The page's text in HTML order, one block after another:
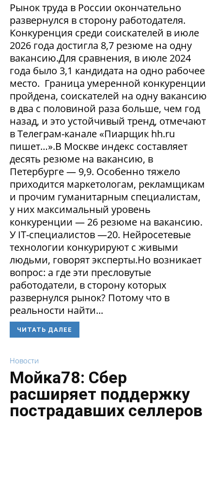
Рынок труда в России окончательно
развернулся в сторону работодателя.
Конкуренция среди соискателей в июле
2026 года достигла 8,7 резюме на одну
вакансию.Для сравнения, в июле 2024
года было 3,1 кандидата на одно рабочее
место. Граница умеренной конкуренции
пройдена, соискателей на одну вакансию
в два с половиной раза больше, чем год
назад, и это устойчивый тренд, отмечают
в Телеграм-канале «Пиарщик hh.ru
пишет…».В Москве индекс составляет
десять резюме на вакансию, в
Петербурге — 9,9. Особенно тяжело
приходится маркетологам, рекламщикам
и прочим гуманитарным специалистам,
у них максимальный уровень
конкуренции — 26 резюме на вакансию.
У IT-специалистов —20. Нейросетевые
технологии конкурируют с живыми
людьми, говорят эксперты.Но возникает
вопрос: а где эти пресловутые
работодатели, в сторону которых
развернулся рынок? Потому что в
реальности найти...
ЧИТАТЬ ДАЛЕЕ
Новости
Мойка78: Сбер
расширяет поддержку
пострадавших селлеров